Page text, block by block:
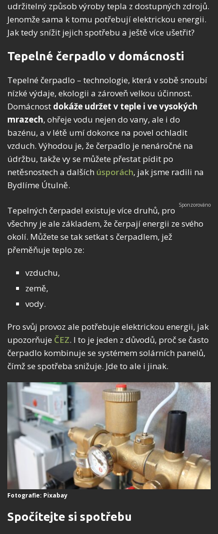
udržitelný způsob výroby tepla z dostupných zdrojů.
Jenomže sama k tomu potřebují elektrickou energii.
Jak tedy snížit jejich spotřebu a ještě více ušetřit?
Tepelné čerpadlo v domácnosti
Tepelné čerpadlo – technologie, která v sobě snoubí
nízké výdaje, ekologii a zároveň velkou účinnost.
Domácnost dokáže udržet v teple i ve vysokých
mrazech, ohřeje vodu nejen do vany, ale i do
bazénu, a v létě umí dokonce na povel ochladit
vzduch. Výhodou je, že čerpadlo je nenáročné na
údržbu, takže vy se můžete přestat pídit po
netěsnostech a dalších úsporách, jak jsme radili na
Bydlíme Útulně.
Tepelných čerpadel existuje více druhů, pro
všechny je ale základem, že čerpají energii ze svého
okolí. Můžete se tak setkat s čerpadlem, jež
přeměňuje teplo ze:
vzduchu,
země,
vody.
Pro svůj provoz ale potřebuje elektrickou energii, jak
upozorňuje ČEZ. I to je jeden z důvodů, proč se často
čerpadlo kombinuje se systémem solárních panelů,
čímž se spotřeba snižuje. Jde to ale i jinak.
Fotografie: Pixabay
Spočítejte si spotřebu